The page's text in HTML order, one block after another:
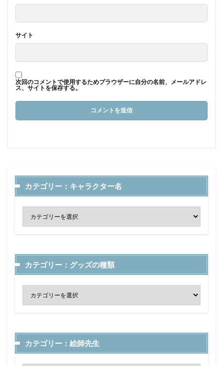
サイト
次回のコメントで使用するためブラウザーに自分の名前、メールアドレ
ス、サイトを保存する。
カテゴリー：キャラクター名
カテゴリー：グッズの種類
カテゴリー：絵師先生